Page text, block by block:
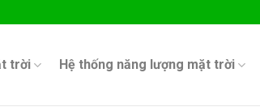
trời Hệ thống năng lượng mặt trời